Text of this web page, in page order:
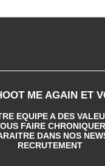
ME AGAIN ET
EQUIPE A DES
FAIRE CHRONIQUER
DANS NOS
RECRUTEMENT